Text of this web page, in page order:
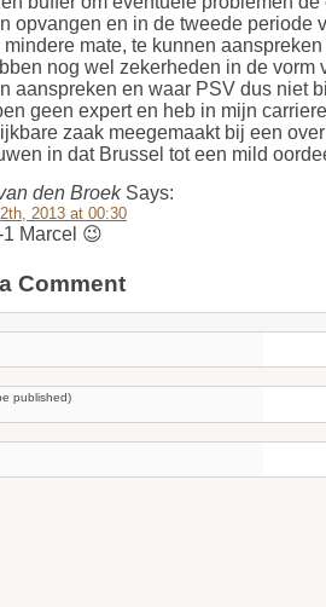
opvangen en in de tweede periode
mindere mate, te kunnen
nog wel zekerheden in de vorm
aanspreken en waar PSV dus niet
geen expert en heb in mijn
zaak meegemaakt bij een
in dat Brussel tot een mild
den BroekSays:
2013 at 00:30
Marcel 😉
Comment
published)